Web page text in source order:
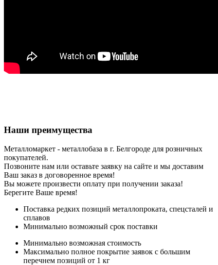
Наши преимущества
Металломаркет - металлобаза в г. Белгороде для розничных
покупателей.
Позвоните нам или оставьте заявку на сайте и мы доставим
Ваш заказ в договоренное время!
Вы можете произвести оплату при получении заказа!
Берегите Ваше время!
Поставка редких позиций металлопроката, спецсталей и
сплавов
Минимально возможный срок поставки
Минимально возможная стоимость
Максимально полное покрытие заявок с большим
перечнем позиций от 1 кг